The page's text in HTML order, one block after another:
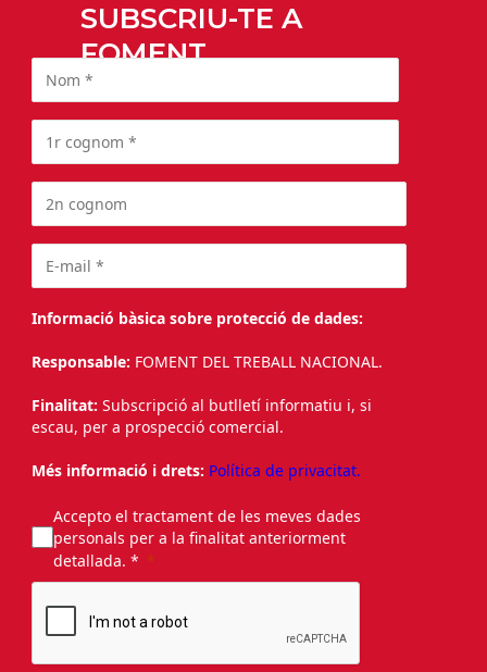
SUBSCRIU-TE A
FOMENT
Informació bàsica sobre protecció de dades:
Responsable: FOMENT DEL TREBALL NACIONAL.
Finalitat: Subscripció al butlletí informatiu i, si
escau, per a prospecció comercial.
Més informació i drets: Política de privacitat.
Accepto el tractament de les meves dades
personals per a la finalitat anteriorment
detallada. *